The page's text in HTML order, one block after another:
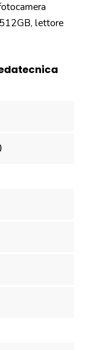
lettore
tecnica